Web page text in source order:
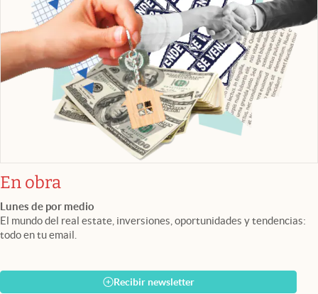
En obra
Lunes de por medio
El mundo del real estate, inversiones, oportunidades y tendencias:
todo en tu email.
Recibir newsletter